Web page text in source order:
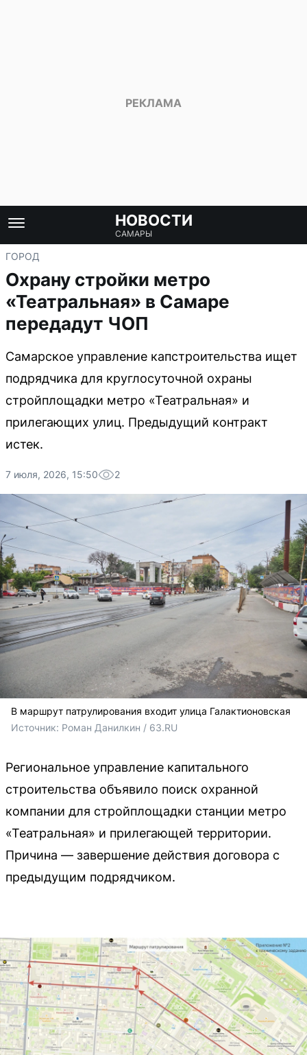
НОВОСТИ
САМАРЫ
ГОРОД
Охрану стройки метро
«Театральная» в Самаре
передадут ЧОП
Самарское управление капстроительства ищет
подрядчика для круглосуточной охраны
стройплощадки метро «Театральная» и
прилегающих улиц. Предыдущий контракт
истек.
7 июля, 2026, 15:50 2
В маршрут патрулирования входит улица Галактионовская
Источник: Роман Данилкин / 63.RU
Региональное управление капитального
строительства объявило поиск охранной
компании для стройплощадки станции метро
«Театральная» и прилегающей территории.
Причина — завершение действия договора с
предыдущим подрядчиком.